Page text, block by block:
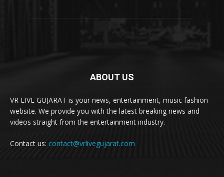
ABOUT US
VR LIVE GUJARAT is your news, entertainment, music fashion
website. We provide you with the latest breaking news and
videos straight from the entertainment industry.
Contact us: contact@vrlivegujarat.com